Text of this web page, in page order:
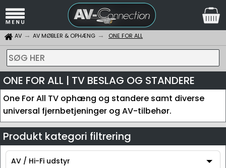
AV AV MØBLER & OPHÆNG ONE FOR ALL
SØG HER
ONE FOR ALL | TV BESLAG OG STANDERE
One For All TV ophæng og standere samt diverse
universal fjernbetjeninger og AV-tilbehør.
Produkt kategori filtrering
AV / Hi-Fi udstyr